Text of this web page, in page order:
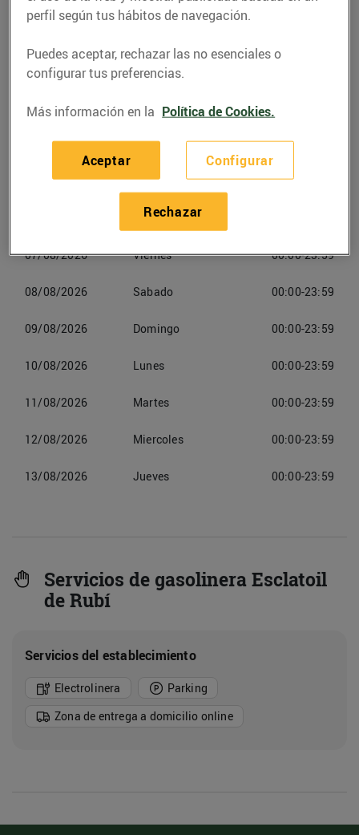
937617528
Horarios Esclatoil Rubí
Jueves
07/08/2026 Viernes 00:00-23:59
08/08/2026 Sabado 00:00-23:59
09/08/2026 Domingo 00:00-23:59
10/08/2026 Lunes 00:00-23:59
11/08/2026 Martes 00:00-23:59
12/08/2026 Miercoles 00:00-23:59
13/08/2026 Jueves 00:00-23:59
Servicios de gasolinera Esclatoil
de Rubí
Servicios del establecimiento
Electrolinera
Parking
Zona de entrega a domicilio online
perfil según tus hábitos de navegación.
Puedes aceptar, rechazar las no esenciales o
configurar tus preferencias.
Más información en la Política de Cookies.
Configurar
Rechazar
Aceptar